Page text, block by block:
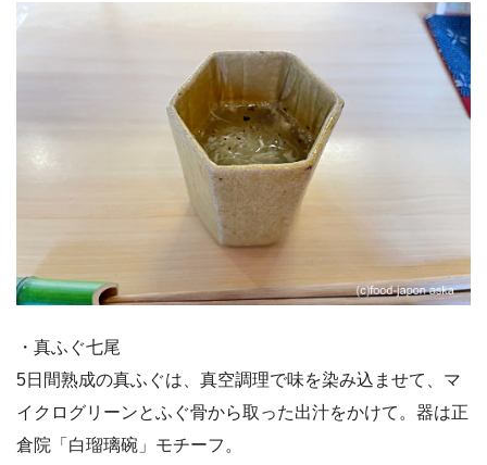
・真ふぐ七尾
5日間熟成の真ふぐは、真空調理で味を染み込ませて、マ
イクログリーンとふぐ骨から取った出汁をかけて。器は正
倉院「白瑠璃碗」モチーフ。